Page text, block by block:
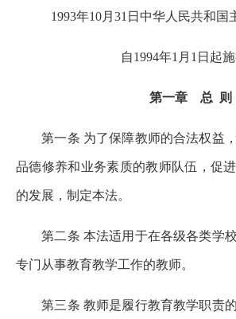
1993年10月31日中华人民共和国
自1994年1月1日起施
第一章 总 则
第一条 为了保障教师的合法权益，
品德修养和业务素质的教师队伍，促
的发展，制定本法。
第二条 本法适用于在各级各类学校
专门从事教育教学工作的教师。
第三条 教师是履行教育教学职责的